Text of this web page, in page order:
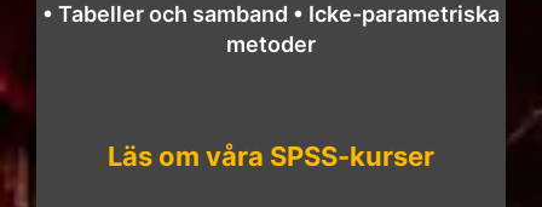
• Tabeller och samband • Icke-parametriska
metoder
Läs om våra SPSS-kurser